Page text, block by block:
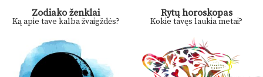
Zodiako ženklai
Ką apie tave kalba žvaigždės?
Rytų horoskopas
Kokie tavęs laukia metai?